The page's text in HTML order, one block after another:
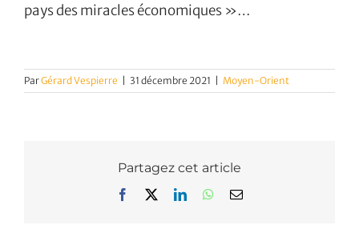
pays des miracles économiques »…
ParGérard Vespierre | 31 décembre 2021 | Moyen-Orient
Partagez cet article
Facebook LinkedInWhatsApp
Email